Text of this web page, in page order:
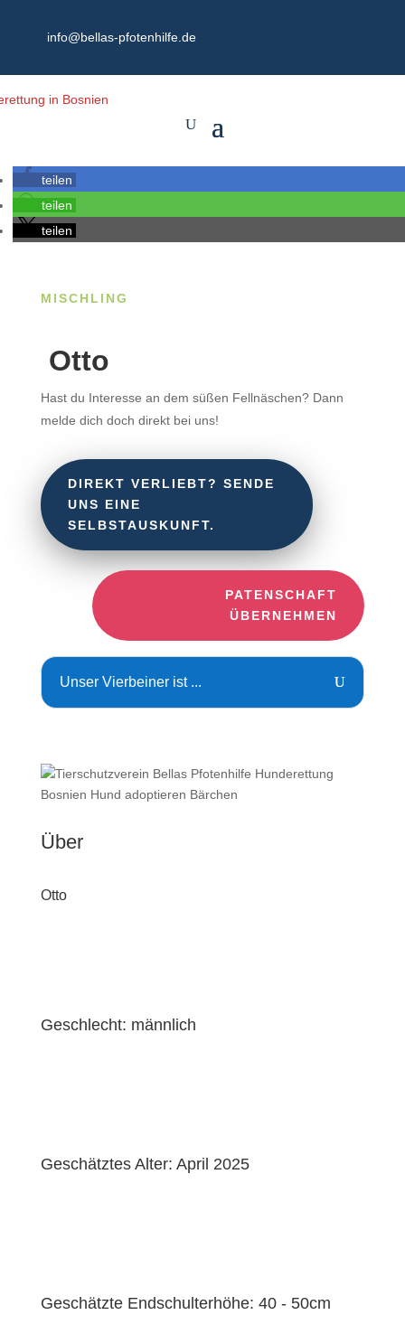
info@bellas-pfotenhilfe.de
teilen
teilen
teilen
MISCHLING
Otto
Hast du Interesse an dem süßen Fellnäschen? Dann
melde dich doch direkt bei uns!
DIREKT VERLIEBT? SENDE
UNS EINE
SELBSTAUSKUNFT.
PATENSCHAFT
ÜBERNEHMEN
Unser Vierbeiner ist ...
Über
Otto
Geschlecht: männlich
Geschätztes Alter: April 2025
Geschätzte Endschulterhöhe: 40 - 50cm